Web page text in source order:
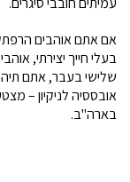
אם אתם אוהבים
בעלי חייך יצירתי,
שלישי בעבר, אתם
אובססיה לניקיון –
בארה"ב.